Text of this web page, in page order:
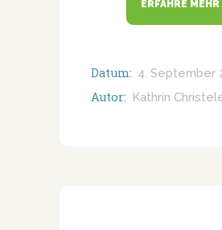
ERFAHRE MEHR
Datum: 4. September
Autor: Kathrin